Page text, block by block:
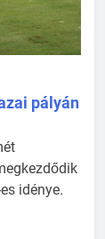
pályán
idénye.